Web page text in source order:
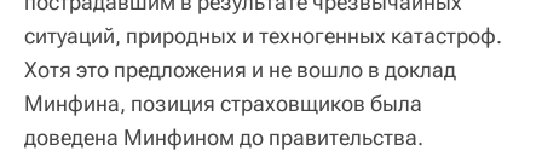
ситуаций, природных и техногенных катастроф.
Хотя это предложения и не вошло в доклад
Минфина, позиция страховщиков была
доведена Минфином до правительства.